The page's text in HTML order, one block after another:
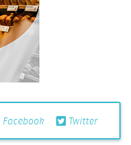
Facebook Twitter